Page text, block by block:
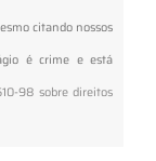
citando nossos
é crime e está
98 sobre direitos